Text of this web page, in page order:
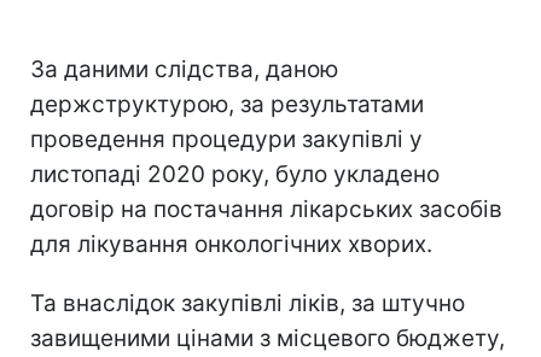
За даними слідства, даною
держструктурою, за результатами
проведення процедури закупівлі у
листопаді 2020 року, було укладено
договір на постачання лікарських засобів
для лікування онкологічних хворих.
Та внаслідок закупівлі ліків, за штучно
завищеними цінами з місцевого бюджету,